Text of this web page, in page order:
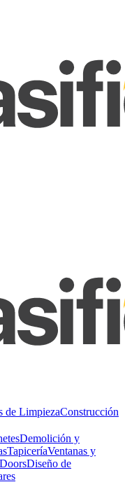
de LimpiezaConstrucción
Demolición y
TapiceríaVentanas y
Diseño de